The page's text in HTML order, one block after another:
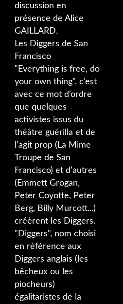
discussion en
présence de Alice
GAILLARD.
Les Diggers de San
Francisco
"Everything is free, do
your own thing", c’est
avec ce mot d’ordre
que quelques
activistes issus du
théâtre guérilla et de
l’agit prop (La Mime
Troupe de San
Francisco) et d’autres
(Emmett Grogan,
Peter Coyotte, Peter
Berg, Billy Murcott...)
créèrent les Diggers.
"Diggers", nom choisi
en référence aux
Diggers anglais (les
bêcheux ou les
piocheurs)
égalitaristes de la